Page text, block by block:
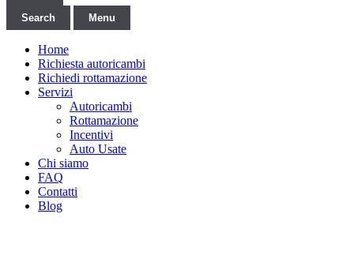
Search Menu
Home
Richiesta autoricambi
Richiedi rottamazione
Servizi
Autoricambi
Rottamazione
Incentivi
Auto Usate
Chi siamo
FAQ
Contatti
Blog